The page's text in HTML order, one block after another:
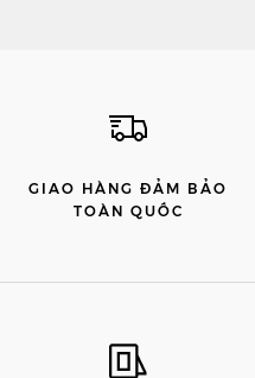
GIAO HÀNG ĐẢM BẢO
TOÀN QUỐC